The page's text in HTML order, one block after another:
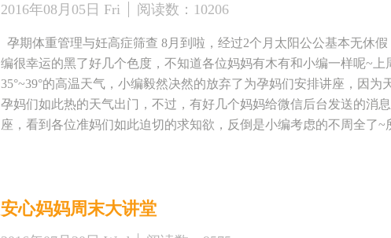
讲座，是有关产前备产知识，孕妈妈要是在产前备产的过程中有不太
提前准备好您的问题，这周日和樊主任还有小编在安心妈妈高新店约
月14日 星期日 下午4点—5点 主讲人：护理部主任—樊主任 参与对象：
报名参加 课程内容：产前备产课 活动地点：西安市安心妈妈月子中心
园小区会所3楼安心妈妈月子中心 公交路线：4路、220路、210路、28
锦园小区 预约电话：029-84317901 注：来参加的宝妈们一定要
2016年08月05日 Fri 阅读数： 10206
孕期体重管理与妊高症筛查 8月到啦，经过2个月太阳公公基本无休
编很幸运的黑了好几个色度，不知道各位妈妈有木有和小编一样呢~上
35°~39°的高温天气，小编毅然决然的放弃了为孕妈们安排讲座，因为
孕妈们如此热的天气出门，不过，有好几个妈妈给微信后台发送的消
座，看到各位准妈们如此迫切的求知欲，反倒是小编考虑的不周全了
虎”的余威，小编依旧要提醒来参加讲座的孕妈们，要做好防暑准备。
安心妈妈周末大讲堂